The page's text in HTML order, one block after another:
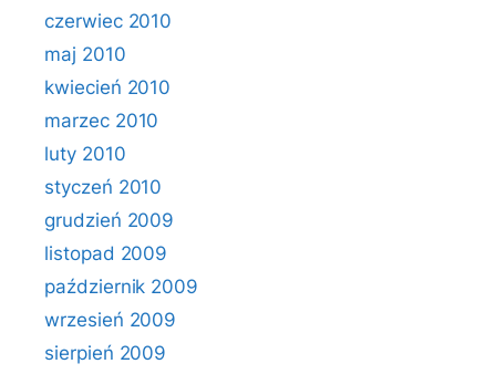
czerwiec 2010
maj 2010
kwiecień 2010
marzec 2010
luty 2010
styczeń 2010
grudzień 2009
listopad 2009
październik 2009
wrzesień 2009
sierpień 2009